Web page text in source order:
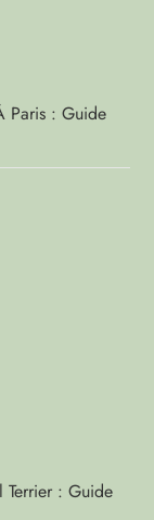
Paris : Guide
Terrier : Guide